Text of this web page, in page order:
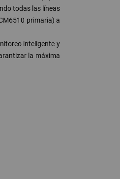
todas las líneas
primaria) a
inteligente y
la máxima